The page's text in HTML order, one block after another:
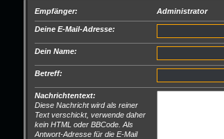
Empfänger: Administrator
Deine E-Mail-Adresse:
Dein Name:
Betreff:
Nachrichtentext:
Diese Nachricht wird als reiner
Text verschickt, verwende daher
kein HTML oder BBCode. Als
Antwort-Adresse für die E-Mail